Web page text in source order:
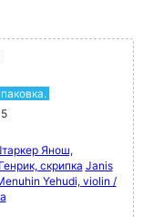
Янош,
скрипка Janis
Yehudi, violin /